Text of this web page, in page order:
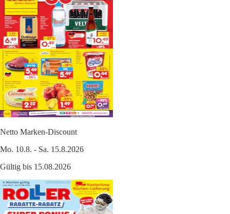
Netto Marken-Discount
Mo. 10.8. - Sa. 15.8.2026
Gültig bis 15.08.2026